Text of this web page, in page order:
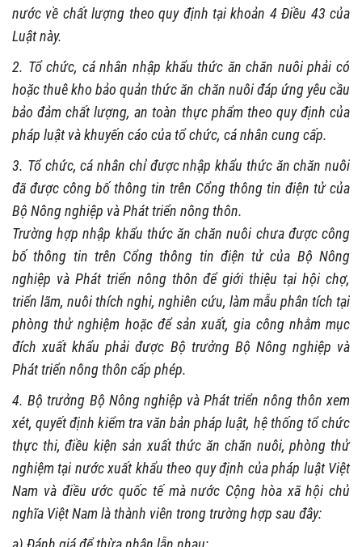
nước về chất lượng theo quy định tại khoản 4 Điều 43 của
Luật này.
2. Tổ chức, cá nhân nhập khẩu thức ăn chăn nuôi phải có
hoặc thuê kho bảo quản thức ăn chăn nuôi đáp ứng yêu cầu
bảo đảm chất lượng, an toàn thực phẩm theo quy định của
pháp luật và khuyến cáo của tổ chức, cá nhân cung cấp.
3. Tổ chức, cá nhân chỉ được nhập khẩu thức ăn chăn nuôi
đã được công bố thông tin trên Cổng thông tin điện tử của
Bộ Nông nghiệp và Phát triển nông thôn.
Trường hợp nhập khẩu thức ăn chăn nuôi chưa được công
bố thông tin trên Cổng thông tin điện tử của Bộ Nông
nghiệp và Phát triển nông thôn để giới thiệu tại hội chợ,
triển lãm, nuôi thích nghi, nghiên cứu, làm mẫu phân tích tại
phòng thử nghiệm hoặc để sản xuất, gia công nhằm mục
đích xuất khẩu phải được Bộ trưởng Bộ Nông nghiệp và
Phát triển nông thôn cấp phép.
4. Bộ trưởng Bộ Nông nghiệp và Phát triển nông thôn xem
xét, quyết định kiểm tra văn bản pháp luật, hệ thống tổ chức
thực thi, điều kiện sản xuất thức ăn chăn nuôi, phòng thử
nghiệm tại nước xuất khẩu theo quy định của pháp luật Việt
Nam và điều ước quốc tế mà nước Cộng hòa xã hội chủ
nghĩa Việt Nam là thành viên trong trường hợp sau đây: